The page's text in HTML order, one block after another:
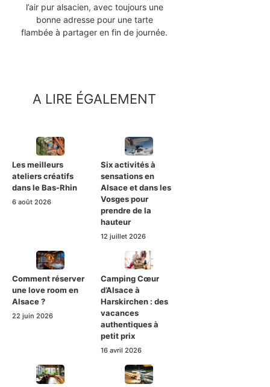
l’air pur alsacien, avec toujours une
bonne adresse pour une tarte
flambée à partager en fin de journée.
A LIRE ÉGALEMENT
Les meilleurs
ateliers créatifs
dans le Bas-Rhin
6 août 2026
Six activités à
sensations en
Alsace et dans les
Vosges pour
prendre de la
hauteur
12 juillet 2026
Comment réserver
une love room en
Alsace ?
22 juin 2026
Camping Cœur
d’Alsace à
Harskirchen : des
vacances
authentiques à
petit prix
16 avril 2026